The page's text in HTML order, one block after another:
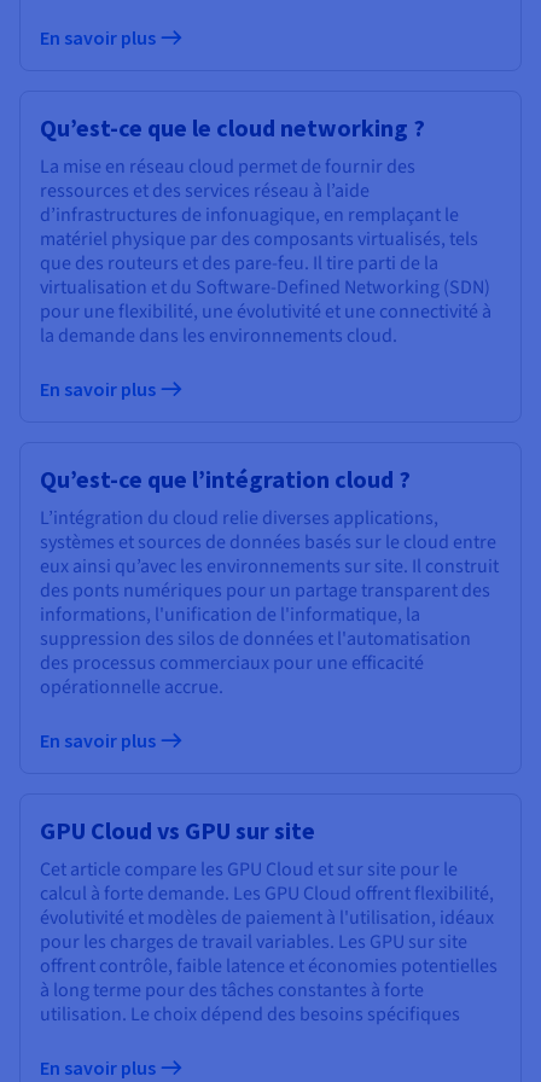
En savoir plus
Qu’est-ce que le cloud networking ?
La mise en réseau cloud permet de fournir des
ressources et des services réseau à l’aide
d’infrastructures de infonuagique, en remplaçant le
matériel physique par des composants virtualisés, tels
que des routeurs et des pare-feu. Il tire parti de la
virtualisation et du Software-Defined Networking (SDN)
pour une flexibilité, une évolutivité et une connectivité à
la demande dans les environnements cloud.
En savoir plus
Qu’est-ce que l’intégration cloud ?
L’intégration du cloud relie diverses applications,
systèmes et sources de données basés sur le cloud entre
eux ainsi qu’avec les environnements sur site. Il construit
des ponts numériques pour un partage transparent des
informations, l'unification de l'informatique, la
suppression des silos de données et l'automatisation
des processus commerciaux pour une efficacité
opérationnelle accrue.
En savoir plus
GPU Cloud vs GPU sur site
Cet article compare les GPU Cloud et sur site pour le
calcul à forte demande. Les GPU Cloud offrent flexibilité,
évolutivité et modèles de paiement à l'utilisation, idéaux
pour les charges de travail variables. Les GPU sur site
offrent contrôle, faible latence et économies potentielles
à long terme pour des tâches constantes à forte
utilisation. Le choix dépend des besoins spécifiques
En savoir plus